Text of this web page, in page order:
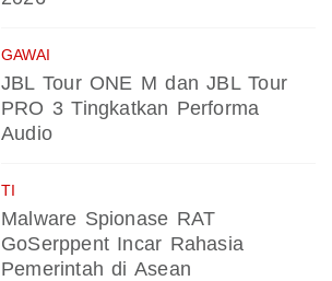
GAWAI
JBL Tour ONE M dan JBL Tour
PRO 3 Tingkatkan Performa
Audio
TI
Malware Spionase RAT
GoSerppent Incar Rahasia
Pemerintah di Asean